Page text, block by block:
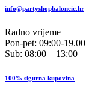
info@partyshopbaloncic.hr
Radno vrijeme
Pon-pet: 09:00-19.00
Sub: 08:00 – 13:00
100% sigurna kupovina